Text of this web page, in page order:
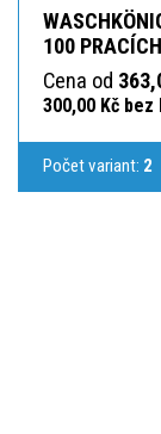
100
Cena od
300,00 Kč bez
Počet variant: 2